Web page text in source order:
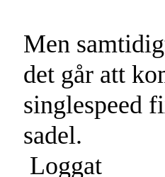
Men
det går att
singlespeed
sadel.
Loggat